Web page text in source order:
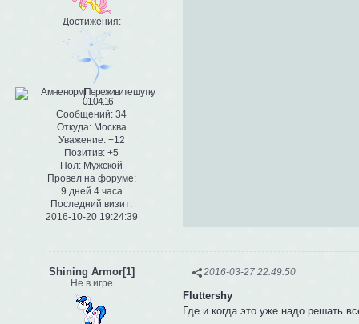
Достижения:
Сообщений: 34
Откуда:Москва
Уважение: +12
Позитив: +5
Пол: Мужской
Провел на форуме:
9 дней 4 часа
Последний визит:
2016-10-20 19:24:39
2016-03-27 22:49:50
Shining Armor[1]
Не в игре
Fluttershy
Где и когда это уже надо решать